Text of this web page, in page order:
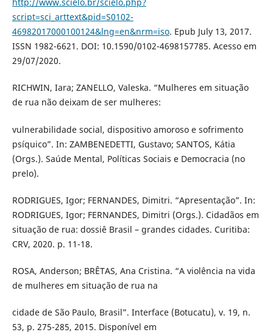
http://www.scielo.br/scielo.php?
script=sci_arttext&pid=S0102-
46982017000100124&lng=en&nrm=iso. Epub July 13, 2017.
ISSN 1982-6621. DOI: 10.1590/0102-4698157785. Acesso em
29/07/2020.
RICHWIN, Iara; ZANELLO, Valeska. “Mulheres em situação
de rua não deixam de ser mulheres:
vulnerabilidade social, dispositivo amoroso e sofrimento
psíquico”. In: ZAMBENEDETTI, Gustavo; SANTOS, Kátia
(Orgs.). Saúde Mental, Políticas Sociais e Democracia (no
prelo).
RODRIGUES, Igor; FERNANDES, Dimitri. “Apresentação”. In:
RODRIGUES, Igor; FERNANDES, Dimitri (Orgs.). Cidadãos em
situação de rua: dossiê Brasil – grandes cidades. Curitiba:
CRV, 2020. p. 11-18.
ROSA, Anderson; BRÊTAS, Ana Cristina. “A violência na vida
de mulheres em situação de rua na
cidade de São Paulo, Brasil”. Interface (Botucatu), v. 19, n.
53, p. 275-285, 2015. Disponível em